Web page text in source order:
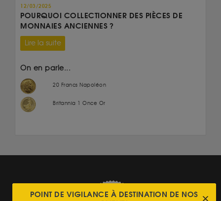
12/03/2025
POURQUOI COLLECTIONNER DES PIÈCES DE
MONNAIES ANCIENNES ?
Lire la suite
On en parle...
20 Francs Napoléon
Britannia 1 Once Or
POINT DE VIGILANCE À DESTINATION DE NOS